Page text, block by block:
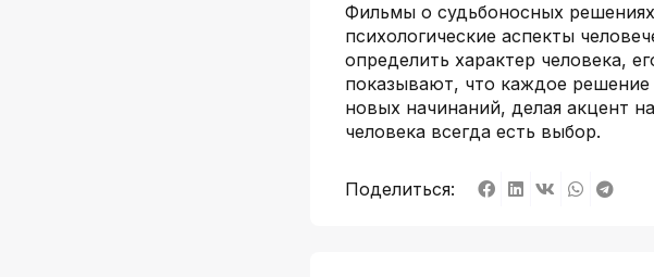
Фильмы о судьбоносных
психологические аспекты
определить характер человека,
показывают, что каждое решение
новых начинаний, делая акцент
человека всегда есть выбор.
Поделиться: